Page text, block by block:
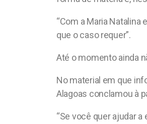
“Com a Maria
que o caso requer”.
Até o momento ainda
No material em que
Alagoas conclamou à
“Se você quer ajudar